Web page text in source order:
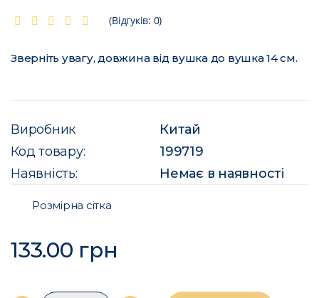
(Відгуків: 0)
Зверніть увагу, довжина від вушка до вушка 14 см.
Виробник
Китай
Код товару:
199719
Наявність:
Немає в наявності
Розмірна сітка
133.00 грн